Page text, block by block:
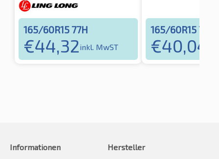
165/60R15 77H
€44,32inkl. MwST
165/60R15 77H
€40,04
Informationen
Hersteller